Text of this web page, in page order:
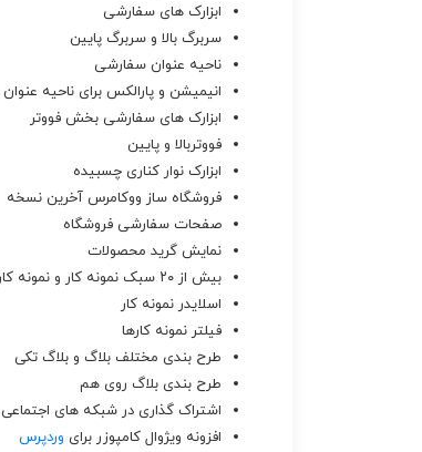
ابزارک های سفارشی
سربرگ بالا و سربرگ پایین
ناحیه عنوان سفارشی
انیمیشن و پارالکس برای ناحیه عنوان
ابزارک های سفارشی بخش فووتر
فووتربالا و پایین
ابزارک نوار کناری چسبیده
فروشگاه ساز ووکامرس آخرین نسخه
صفحات سفارشی فروشگاه
نمایش گرید محصولات
بیش از ۲۰ سبک نمونه کار و نمونه کار تکی
اسلایدر نمونه کار
فیلتر نمونه کارها
طرح بندی مختلف بلاگ و بلاگ تکی
طرح بندی بلاگ روی هم
اشتراک گذاری در شبکه های اجتماعی
افزونه ویژوال کامپوزر برای وردپرس